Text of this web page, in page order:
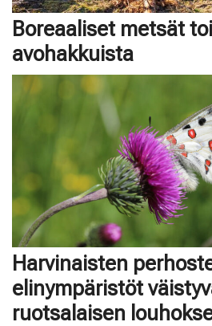
Boreaaliset metsät
avohakkuista
Harvinaisten
elinympäristöt
ruotsalaisen